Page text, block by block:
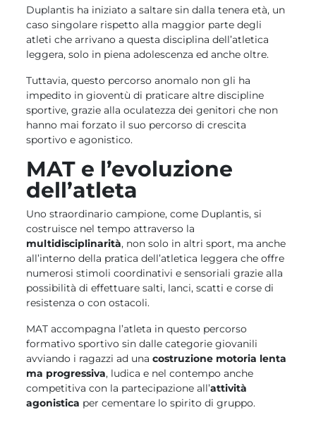
Duplantis ha iniziato a saltare sin dalla tenera età, un
caso singolare rispetto alla maggior parte degli
atleti che arrivano a questa disciplina dell’atletica
leggera, solo in piena adolescenza ed anche oltre.
Tuttavia, questo percorso anomalo non gli ha
impedito in gioventù di praticare altre discipline
sportive, grazie alla oculatezza dei genitori che non
hanno mai forzato il suo percorso di crescita
sportivo e agonistico.
MAT e l’evoluzione
dell’atleta
Uno straordinario campione, come Duplantis, si
costruisce nel tempo attraverso la
multidisciplinarità, non solo in altri sport, ma anche
all’interno della pratica dell’atletica leggera che offre
numerosi stimoli coordinativi e sensoriali grazie alla
possibilità di effettuare salti, lanci, scatti e corse di
resistenza o con ostacoli.
MAT accompagna l’atleta in questo percorso
formativo sportivo sin dalle categorie giovanili
avviando i ragazzi ad unacostruzione motoria lenta
ma progressiva, ludica e nel contempo anche
competitiva con la partecipazione all’attività
agonistica per cementare lo spirito di gruppo.